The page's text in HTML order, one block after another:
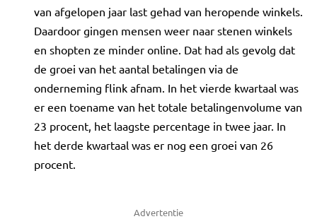
van afgelopen jaar last gehad van heropende winkels.
Daardoor gingen mensen weer naar stenen winkels
en shopten ze minder online. Dat had als gevolg dat
de groei van het aantal betalingen via de
onderneming flink afnam. In het vierde kwartaal was
er een toename van het totale betalingenvolume van
23 procent, het laagste percentage in twee jaar. In
het derde kwartaal was er nog een groei van 26
procent.
Advertentie